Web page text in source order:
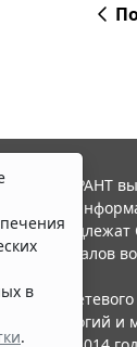
в
.
ГАРАНТ
материалов
технологий и